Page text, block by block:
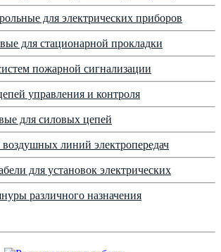
для электрических приборов
для стационарной прокладки
пожарной сигнализации
управления и контроля
для силовых цепей
линий электропередач
для установок электрических
различного назначения